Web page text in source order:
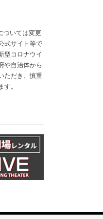
ついては変更
式サイト等で
型コロナウイ
や自治体から
ただき、慎重
。